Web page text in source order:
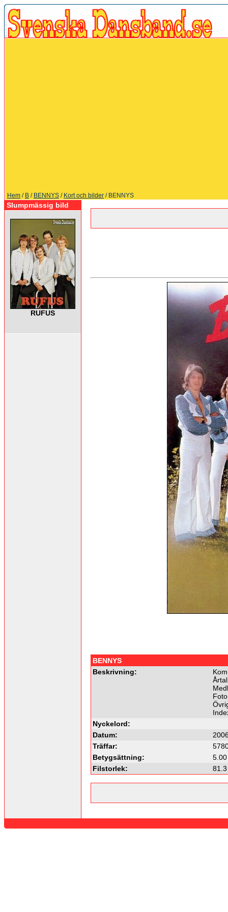
Hem / B / BENNYS / Kort och bilder / BENNYS
Slumpmässig bild
RUFUS
BENNYS
Beskrivning:
Nyckelord:
Datum:
Träffar:
Betygsättning:
Filstorlek: